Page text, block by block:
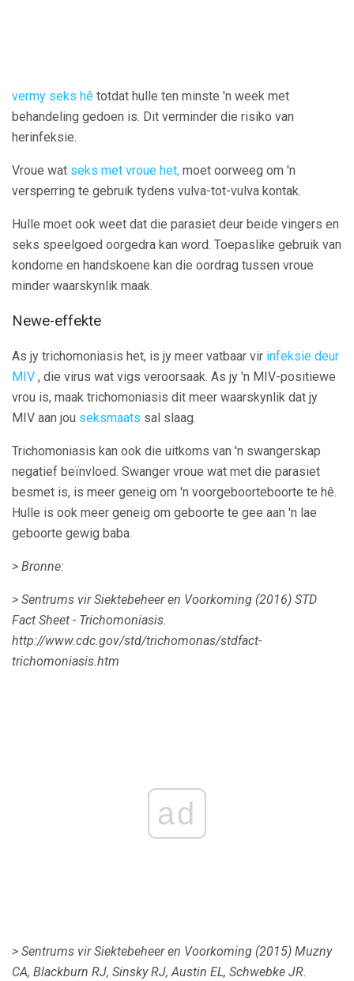
vermy seks hê totdat hulle ten minste 'n week met
behandeling gedoen is. Dit verminder die risiko van
herinfeksie.
Vroue wat seks met vroue het, moet oorweeg om 'n
versperring te gebruik tydens vulva-tot-vulva kontak.
Hulle moet ook weet dat die parasiet deur beide vingers en
seks speelgoed oorgedra kan word. Toepaslike gebruik van
kondome en handskoene kan die oordrag tussen vroue
minder waarskynlik maak.
Newe-effekte
As jy trichomoniasis het, is jy meer vatbaar vir infeksie deur
MIV , die virus wat vigs veroorsaak. As jy 'n MIV-positiewe
vrou is, maak trichomoniasis dit meer waarskynlik dat jy
MIV aan jou seksmaats sal slaag.
Trichomoniasis kan ook die uitkoms van 'n swangerskap
negatief beïnvloed. Swanger vroue wat met die parasiet
besmet is, is meer geneig om 'n voorgeboorteboorte te hê.
Hulle is ook meer geneig om geboorte te gee aan 'n lae
geboorte gewig baba.
> Bronne:
> Sentrums vir Siektebeheer en Voorkoming (2016) STD
Fact Sheet - Trichomoniasis.
http://www.cdc.gov/std/trichomonas/stdfact-
trichomoniasis.htm
ad
> Sentrums vir Siektebeheer en Voorkoming (2015) Muzny
CA, Blackburn RJ, Sinsky RJ, Austin EL, Schwebke JR.